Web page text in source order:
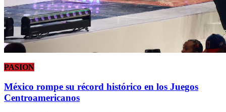
PASION
México rompe su récord histórico en los Juegos
Centroamericanos